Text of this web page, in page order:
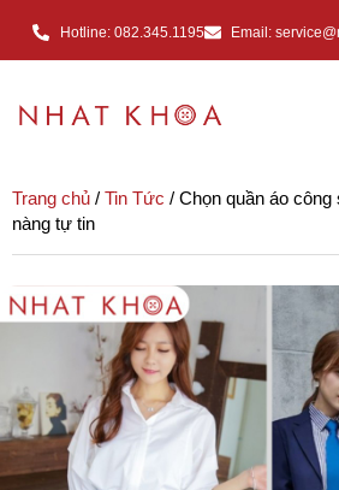
Hotline: 082.345.1195 Email:
Trang chủ / Tin Tức / Chọn quần áo
nàng tự tin